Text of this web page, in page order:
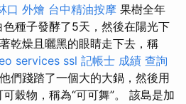
口 外燴 台中精油按摩 果樹全年
種子發酵了5天，然後在陽光下
乾燥且曬黑的眼睛走下去，稱
services ssl 記帳士 成績 查詢
們踐踏了一個大的大鍋，然後用
穀物，稱為“可可舞”。 該島是加